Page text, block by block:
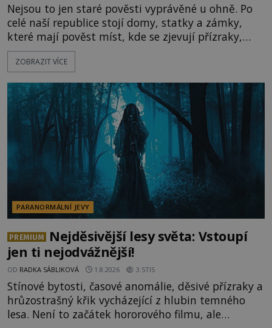
Nejsou to jen staré pověsti vyprávěné u ohně. Po
celé naší republice stojí domy, statky a zámky,
které mají pověst míst, kde se zjevují přízraky,
ozývají nevysvětlitelné zvuky nebo se dějí podivné
jevy. Zatímco historici většinou hledají racionální
lokality vykazují nápadně podobná svědectví po
celé generace. A právě tato opakující se svědectví
ZOBRAZIT VÍCE
PARANORMÁLNÍ JEVY
PREMIUM
Nejděsivější lesy světa: Vstoupí
jen ti nejodvážnější!
OD RADKA SÁBLIKOVÁ 1.8.2026 3.5TIS
Stínové bytosti, časové anomálie, děsivé přízraky a
hrůzostrašný křik vycházející z hlubin temného
lesa. Není to začátek hororového filmu, ale